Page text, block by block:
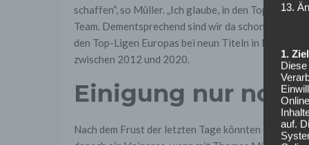
schaffen“, so Müller. „Ich glaube, in den Top-5-
Team. Dementsprechend sind wir da schon heiß
den Top-Ligen Europas bei neun Titeln in Folge,
zwischen 2012 und 2020.
Einigung nur noch
Nach dem Frust der letzten Tage könnten die
13.
1.
auf.